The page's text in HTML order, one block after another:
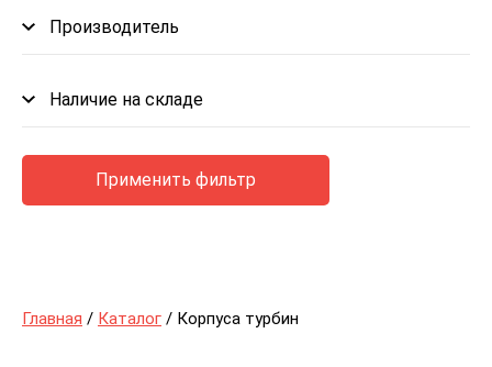
Производитель
Наличие на складе
Применить фильтр
Главная / Каталог / Корпуса турбин